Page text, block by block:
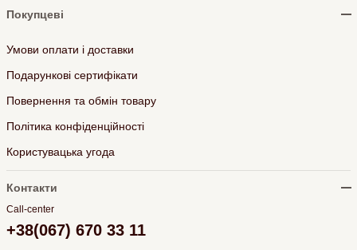
Покупцеві
Умови оплати і доставки
Подарункові сертифікати
Повернення та обмін товару
Політика конфіденційності
Користувацька угода
Контакти
Call-center
+38(067) 670 33 11